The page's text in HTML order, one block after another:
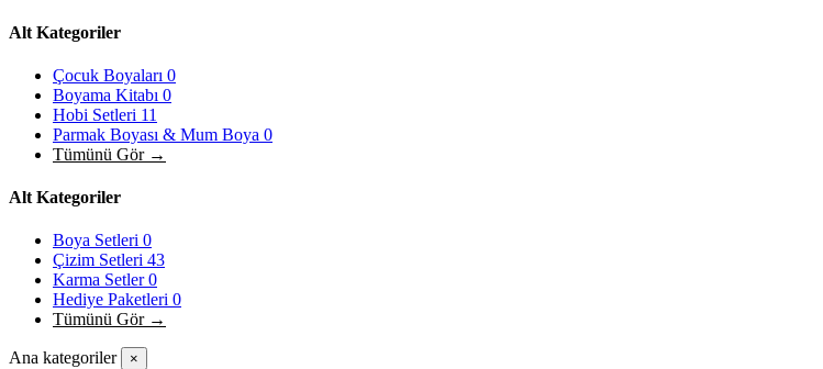
Alt Kategoriler
Çocuk Boyaları 0
Boyama Kitabı 0
Hobi Setleri 11
Parmak Boyası & Mum Boya 0
Tümünü Gör →
Alt Kategoriler
Boya Setleri 0
Çizim Setleri 43
Karma Setler0
Hediye Paketleri 0
Tümünü Gör →
Ana kategoriler ×